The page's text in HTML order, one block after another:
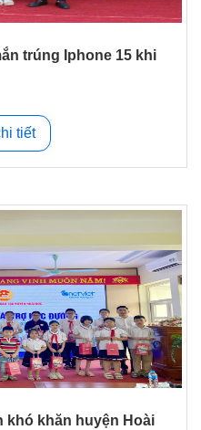
trúng Iphone 15 khi
tiết
khó khăn huyện Hoài